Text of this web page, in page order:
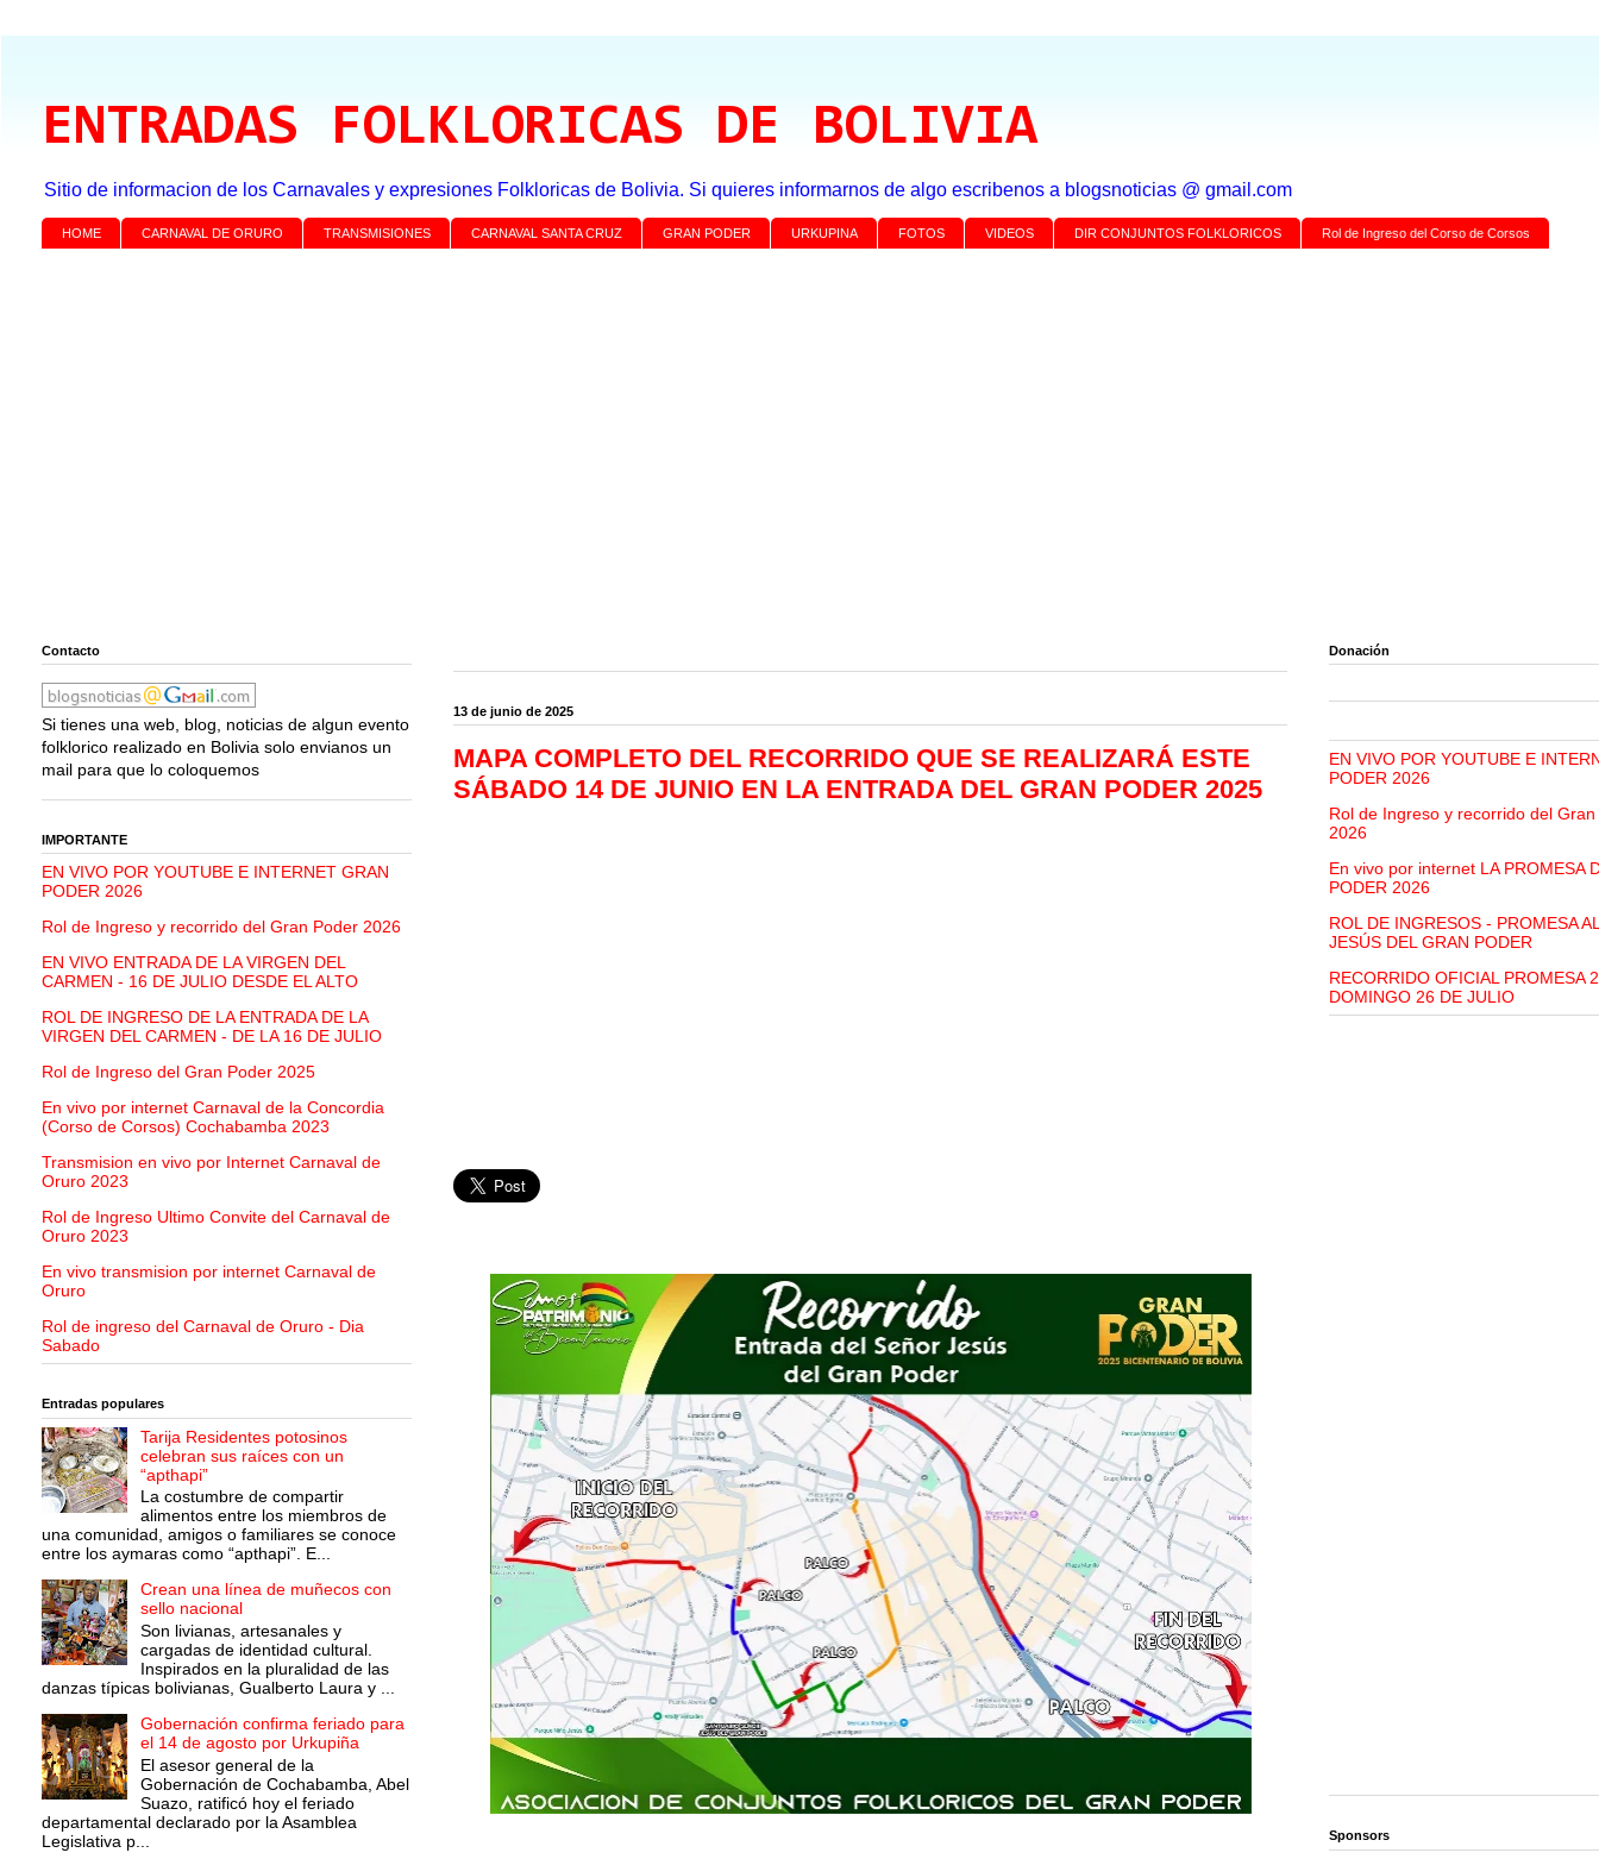
ENTRADAS FOLKLORICAS DE BOLIVIA
Sitio de informacion de los Carnavales y expresiones Folkloricas de Bolivia. Si quieres informarnos de algo escribenos a blogsnoticias @ gmail.com
HOME CARNAVAL DE ORURO TRANSMISIONES CARNAVAL SANTA CRUZ GRAN PODER URKUPINA FOTOS VIDEOS DIR CONJUNTOS FOLKLORICOS Rol de Ingreso del Corso de Corsos
13 de junio de 2025
MAPA COMPLETO DEL RECORRIDO QUE SE REALIZARÁ ESTE
SÁBADO 14 DE JUNIO EN LA ENTRADA DEL GRAN PODER 2025
Contacto
Si tienes una web, blog, noticias de algun evento
folklorico realizado en Bolivia solo envianos un
mail para que lo coloquemos
IMPORTANTE
EN VIVO POR YOUTUBE E INTERNET GRAN
PODER 2026
Rol de Ingreso y recorrido del Gran Poder 2026
EN VIVO ENTRADA DE LA VIRGEN DEL
CARMEN - 16 DE JULIO DESDE EL ALTO
ROL DE INGRESO DE LA ENTRADA DE LA
VIRGEN DEL CARMEN - DE LA 16 DE JULIO
Rol de Ingreso del Gran Poder 2025
En vivo por internet Carnaval de la Concordia
(Corso de Corsos) Cochabamba 2023
Transmision en vivo por Internet Carnaval de
Oruro 2023
Rol de Ingreso Ultimo Convite del Carnaval de
Oruro 2023
En vivo transmision por internet Carnaval de
Oruro
Rol de ingreso del Carnaval de Oruro - Dia
Sabado
Entradas populares
Tarija Residentes potosinos
celebran sus raíces con un
“apthapi”
La costumbre de compartir
alimentos entre los miembros de
una comunidad, amigos o familiares se conoce
entre los aymaras como “apthapi”. E...
Crean una línea de muñecos con
sello nacional
Son livianas, artesanales y
cargadas de identidad cultural.
Inspirados en la pluralidad de las
danzas típicas bolivianas, Gualberto Laura y ...
Gobernación confirma feriado para
el 14 de agosto por Urkupiña
El asesor general de la
Gobernación de Cochabamba, Abel
Suazo, ratificó hoy el feriado
departamental declarado por la Asamblea
Legislativa p...
Donación
EN VIVO POR YOUTUBE E
PODER 2026
Rol de Ingreso y recorrido del
2026
En vivo por internet LA PROMESA
PODER 2026
ROL DE INGRESOS - PROMESA
JESÚS DEL GRAN PODER
RECORRIDO OFICIAL PROMESA
DOMINGO 26 DE JULIO
Sponsors